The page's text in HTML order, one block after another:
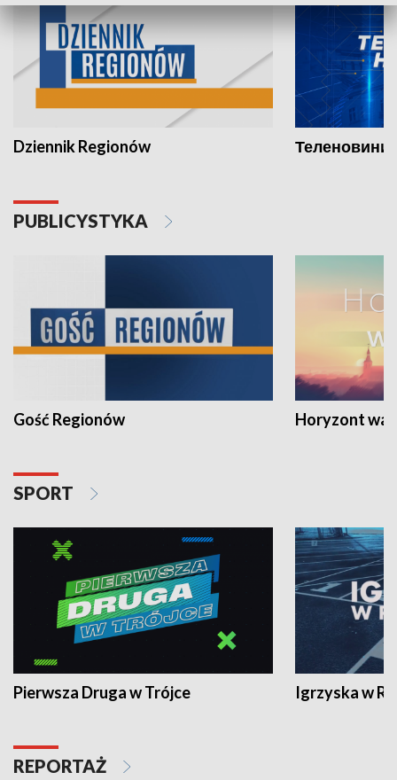
Dziennik Regionów Теленовини
PUBLICYSTYKA
Gość Regionów Horyzont
SPORT
Pierwsza Druga w Trójce Igrzyska w
REPORTAŻ